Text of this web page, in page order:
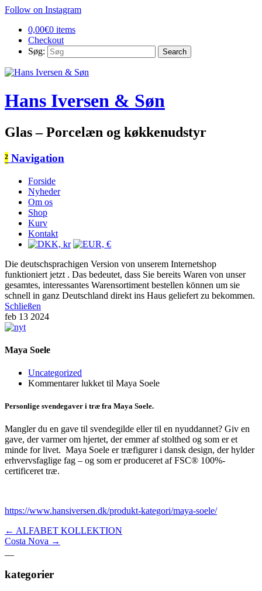
Follow on Instagram
0,00€0 items
Checkout
Søg:
Hans Iversen & Søn
Glas – Porcelæn og køkkenudstyr
² Navigation
Forside
Nyheder
Om os
Shop
Kurv
Kontakt
Die deutschsprachigen Version von unserem Internetshop
funktioniert jetzt . Das bedeutet, dass Sie bereits Waren von unser
gesamtes, interessantes Warensortiment bestellen können um sie
schnell in ganz Deutschland direkt ins Haus geliefert zu bekommen.
Schließen
feb 13 2024
Maya Soele
Uncategorized
Kommentarer lukket til Maya Soele
Personlige svendegaver i træ fra Maya Soele.
Mangler du en gave til svendegilde eller til en nyuddannet? Giv en
gave, der varmer om hjertet, der emmer af stolthed og som er et
minde for livet. Maya Soele er træfigurer i dansk design, der hylder
erhvervsfaglige fag – og som er produceret af FSC® 100%-
certificeret træ.
https://www.hansiversen.dk/produkt-kategori/maya-soele/
← ALFABET KOLLEKTION
Costa Nova →
kategorier